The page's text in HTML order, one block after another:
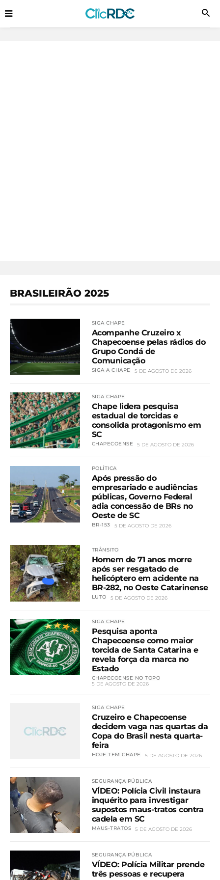
BRASILEIRÃO 2025
SIGA CHAPE
Acompanhe Cruzeiro x
Chapecoense pelas rádios do
Grupo Condá de
Comunicação
SIGA A CHAPE 5 DE AGOSTO DE 2026
SIGA CHAPE
Chape lidera pesquisa
estadual de torcidas e
consolida protagonismo em
SC
CHAPECOENSE 5 DE AGOSTO DE 2026
POLÍTICA
Após pressão do
empresariado e audiências
públicas, Governo Federal
adia concessão de BRs no
Oeste de SC
BR-153 5 DE AGOSTO DE 2026
TRÂNSITO
Homem de 71 anos morre
após ser resgatado de
helicóptero em acidente na
BR-282, no Oeste Catarinense
LUTO 5 DE AGOSTO DE 2026
SIGA CHAPE
Pesquisa aponta
Chapecoense como maior
torcida de Santa Catarina e
revela força da marca no
Estado
CHAPECOENSE NO TOPO
5 DE AGOSTO DE 2026
SIGA CHAPE
Cruzeiro e Chapecoense
decidem vaga nas quartas da
Copa do Brasil nesta quarta-
feira
HOJE TEM CHAPE 5 DE AGOSTO DE 2026
SEGURANÇA PÚBLICA
VÍDEO: Polícia Civil instaura
inquérito para investigar
supostos maus-tratos contra
cadela em SC
MAUS-TRATOS 5 DE AGOSTO DE 2026
SEGURANÇA PÚBLICA
VÍDEO: Polícia Militar prende
três pessoas e recupera